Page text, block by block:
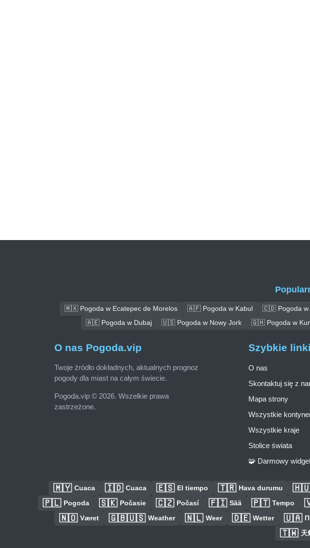
🇲🇽 Pogoda w Ecatepec de Morelos 🇦🇫 Pogoda w Kabul 🇨🇩 Pogoda w
🇦🇪 Pogoda w Dubaj
🇺🇸 Pogoda w Nowy Jork 🇬🇭 Pogoda w
O nas Pogoda.vip
Twoje źródło dokładnych, aktualnych prognoz
pogody dla miast na całym świecie.
Pogoda.vip © 2026. Wszelkie prawa
zastrzeżone.
Szybkie linki
O nas
Skontaktuj się z
Mapa strony
Wszystkie
Wszystkie kraje
Stolice świata
🧩 Darmowy
🇲🇾 Cuaca 🇮🇩 Cuaca 🇪🇸 El tiempo 🇹🇷 Hava durumu
🇵🇱 Pogoda 🇸🇰 Počasie 🇨🇿 Počasí 🇫🇮 Sää 🇵🇹 Tempo
🇳🇴 Været 🇬🇧🇺🇸 Weather 🇳🇱 Weer 🇩🇪 Wetter 🇺🇦
🇹🇼 天